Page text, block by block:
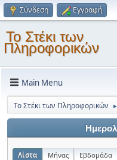
Σύνδεση Εγγραφή
Το Στέκι των
Πληροφορικών
Main Menu
Το Στέκι των Πληροφορικών ►
Λίστα Μήνας Εβδομάδα